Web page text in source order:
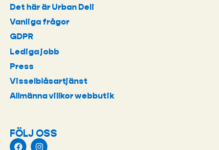
FÖLJ OSS
Det här är Urban Deli
Vanliga frågor
GDPR
Lediga jobb
Press
Visselblåsartjänst
Allmänna villkor webbutik